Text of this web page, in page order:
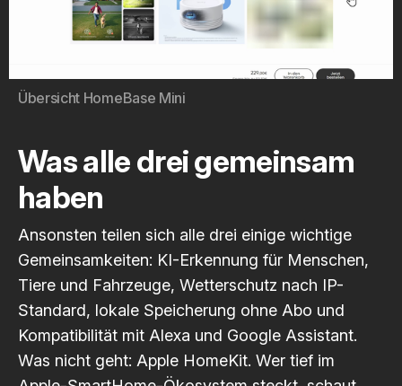
Übersicht HomeBase Mini
Was alle drei gemeinsam
haben
Ansonsten teilen sich alle drei einige wichtige
Gemeinsamkeiten: KI-Erkennung für Menschen,
Tiere und Fahrzeuge, Wetterschutz nach IP-
Standard, lokale Speicherung ohne Abo und
Kompatibilität mit Alexa und Google Assistant.
Was nicht geht: Apple HomeKit. Wer tief im